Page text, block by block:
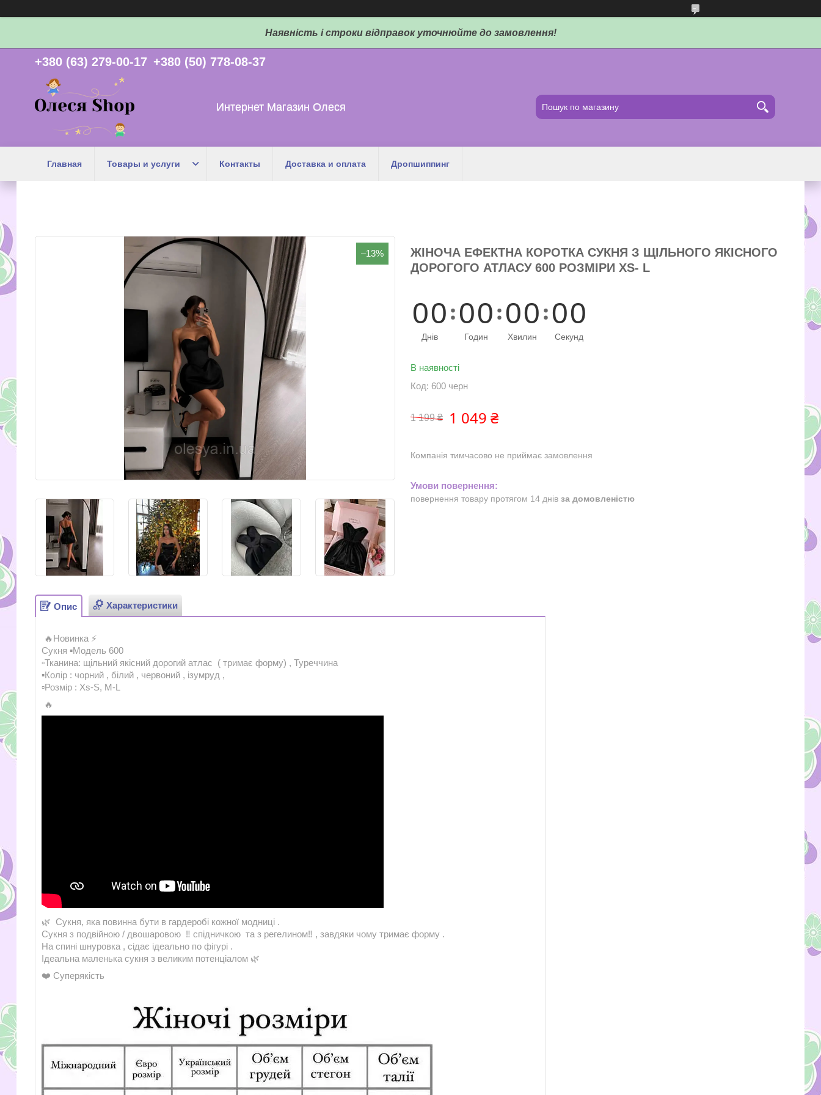
Наявність і строки відправок уточнюйте до замовлення!
+380 (63) 279-00-17 +380 (50) 778-08-37
Интернет Магазин Олеся
Главная Товары и услуги Контакты Доставка и оплата Дропшиппинг
–13%
ЖІНОЧА ЕФЕКТНА КОРОТКА СУКНЯ З ЩІЛЬНОГО ЯКІСНОГО
ДОРОГОГО АТЛАСУ 600 РОЗМІРИ ХS- L
00
Днів
00
Годин
00
Хвилин
00
Секунд
В наявності
Код: 600 черн
1 199 ₴ 1 049 ₴
Компанія тимчасово не приймає замовлення
повернення товару протягом 14 днів за домовленістю
Опис Характеристики
🔥Новинка ⚡️
Сукня ▪️Модель 600
▫️Тканина: щільний якісний дорогий атлас ( тримає форму) , Туреччина
▪️Колір : чорний , білий , червоний , ізумруд ,
▫️Розмір : Xs-S, M-L
🔥
🌿 Сукня, яка повинна бути в гардеробі кожної модниці .
Сукня з подвійною / двошаровою ‼️ спідничкою та з регелином‼️ , завдяки чому тримає форму .
На спині шнуровка , сідає ідеально по фігурі .
Ідеальна маленька сукня з великим потенціалом 🌿
❤️ Суперякість